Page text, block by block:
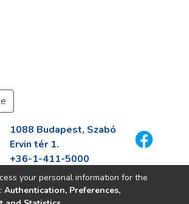
1088 Budapest, Szabó
Ervin tér 1.
+36-1-411-5000
info@fszek.hu
https://fszek.hu
your personal information for the
Authentication, Preferences,